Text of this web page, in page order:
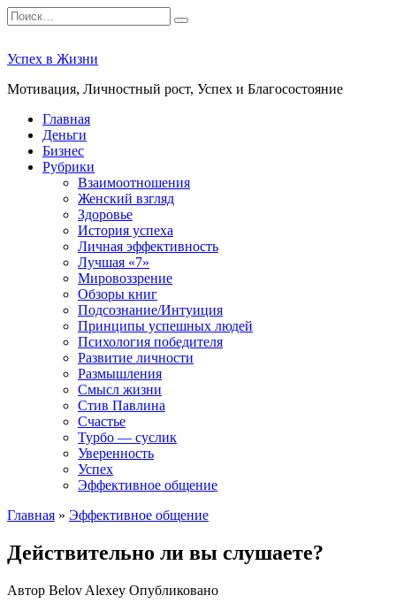
Перейти
к
Search
for:
Успех в Жизни
Мотивация, Личностный рост, Успех и Благосостояние
Главная
Деньги
Бизнес
Рубрики
Взаимоотношения
Женский взгляд
Здоровье
История успеха
Личная эффективность
Лучшая «7»
Мировоззрение
Обзоры книг
Подсознание/Интуиция
Принципы успешных людей
Психология победителя
Развитие личности
Размышления
Смысл жизни
Стив Павлина
Счастье
Турбо — суслик
Уверенность
Успех
Эффективное общение
Главная » Эффективное общение
Действительно ли вы слушаете?
Автор Belov Alexey Опубликовано